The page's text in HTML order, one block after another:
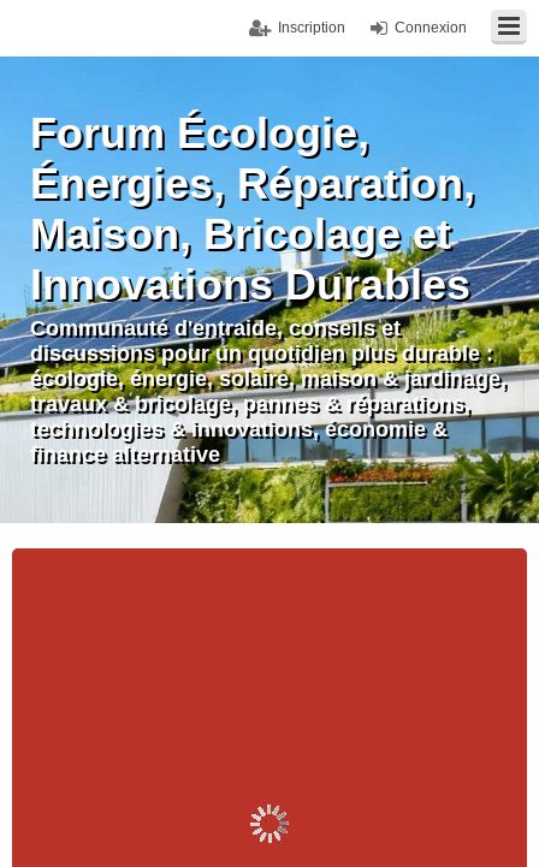
Connexion
Inscription
Forum Écologie,
Énergies, Réparation,
Maison, Bricolage et
Innovations Durables
Communauté d'entraide, conseils et
discussions pour un quotidien plus durable :
écologie, énergie, solaire, maison & jardinage,
travaux & bricolage, pannes & réparations,
technologies & innovations, économie &
finance alternative